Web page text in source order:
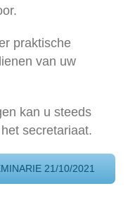
praktische
van uw
kan u steeds
secretariaat.
21/10/2021